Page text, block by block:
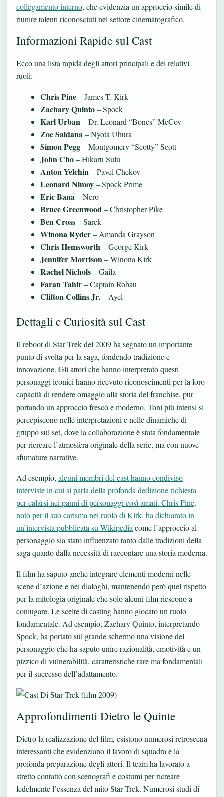
collegamento interno, che evidenzia un approccio simile di
riunire talenti riconosciuti nel settore cinematografico.
Informazioni Rapide sul Cast
Ecco una lista rapida degli attori principali e dei relativi
ruoli:
Chris Pine– James T. Kirk
Zachary Quinto– Spock
Karl Urban – Dr. Leonard “Bones” McCoy
Zoe Saldana – Nyota Uhura
Simon Pegg– Montgomery “Scotty” Scott
John Cho– Hikaru Sulu
Anton Yelchin – Pavel Chekov
Leonard Nimoy– Spock Prime
Eric Bana – Nero
Bruce Greenwood – Christopher Pike
Ben Cross– Sarek
Winona Ryder– Amanda Grayson
Chris Hemsworth – George Kirk
Jennifer Morrison – Winona Kirk
Rachel Nichols– Gaila
Faran Tahir– Captain Robau
Clifton Collins Jr.– Ayel
Dettagli e Curiosità sul Cast
Il reboot di Star Trek del 2009 ha segnato un importante
punto di svolta per la saga, fondendo tradizione e
innovazione. Gli attori che hanno interpretato questi
personaggi iconici hanno ricevuto riconoscimenti per la loro
capacità di rendere omaggio alla storia del franchise, pur
portando un approccio fresco e moderno. Toni più intensi si
percepiscono nelle interpretazioni e nelle dinamiche di
gruppo sul set, dove la collaborazione è stata fondamentale
per ricreare l’atmosfera originale della serie, ma con nuove
sfumature narrative.
Ad esempio, alcuni membri del cast hanno condiviso
interviste in cui si parla della profonda dedizione richiesta
per calarsi nei panni di personaggi così amati. Chris Pine,
noto per il suo carisma nel ruolo di Kirk, ha dichiarato in
un’intervista pubblicata suWikipediacome l’approccio al
personaggio sia stato influenzato tanto dalle tradizioni della
saga quanto dalla necessità di raccontare una storia moderna.
Il film ha saputo anche integrare elementi moderni nelle
scene d’azione e nei dialoghi, mantenendo però quel rispetto
per la mitologia originale che solo alcuni film riescono a
coniugare. Le scelte di casting hanno giocato un ruolo
fondamentale. Ad esempio, Zachary Quinto, interpretando
Spock, ha portato sul grande schermo una visione del
personaggio che ha saputo unire razionalità, emotività e un
pizzico di vulnerabilità, caratteristiche rare ma fondamentali
per il successo dell’adattamento.
Approfondimenti Dietro le Quinte
Dietro la realizzazione del film, esistono numerosi retroscena
interessanti che evidenziano il lavoro di squadra e la
profonda preparazione degli attori. Il team ha lavorato a
stretto contatto con scenografi e costumi per ricreare
fedelmente l’essenza del mito Star Trek. Numerosi studi di